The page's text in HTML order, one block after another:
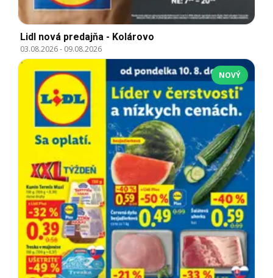
Lidl nová predajňa - Kolárovo
03.08.2026- 09.08.2026
NOVÝ